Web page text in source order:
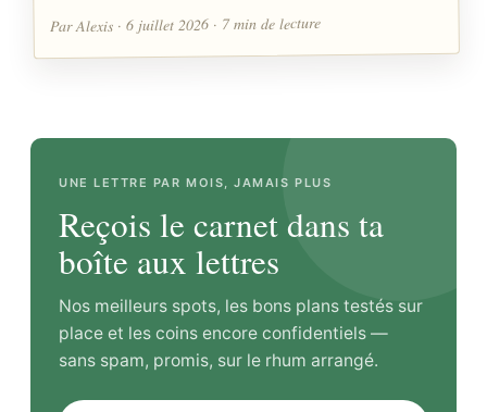
Par Alexis · 6 juillet 2026 · 7 min de lecture
UNE LETTRE PAR MOIS, JAMAIS PLUS
Reçois le carnet dans ta
boîte aux lettres
Nos meilleurs spots, les bons plans testés sur
place et les coins encore confidentiels —
sans spam, promis, sur le rhum arrangé.